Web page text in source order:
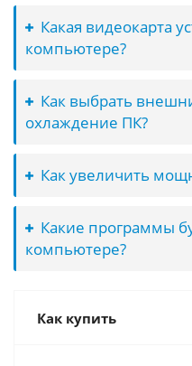
Какая видеокарта
компьютере?
Как выбрать
охлаждение ПК?
Как увеличить
Какие программы
компьютере?
Как купить